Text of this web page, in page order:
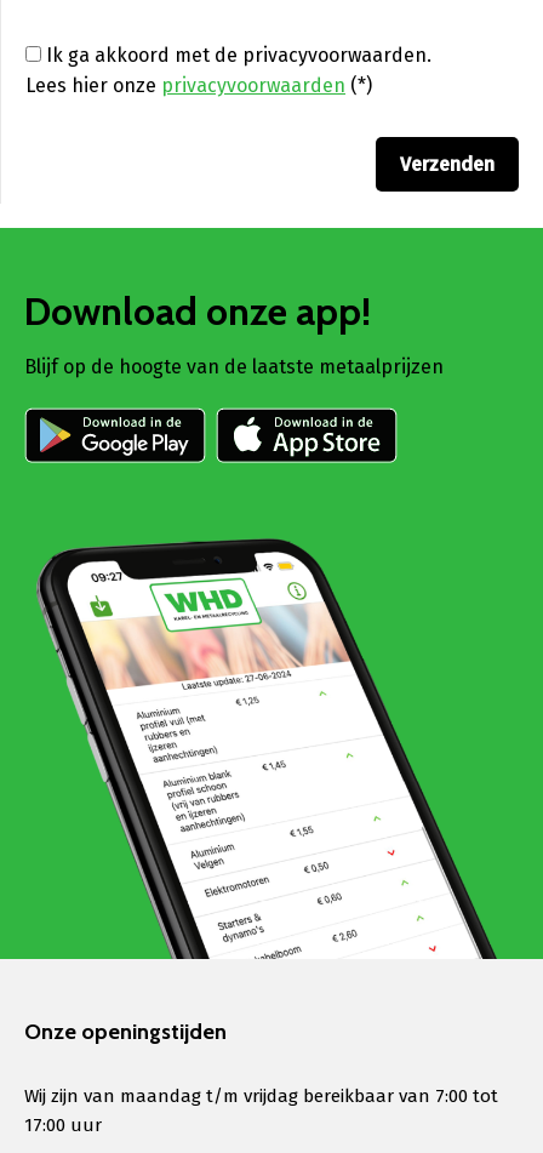
Ik ga akkoord met de privacyvoorwaarden.
Lees hier onze privacyvoorwaarden (*)
Download onze app!
Blijf op de hoogte van de laatste metaalprijzen
Onze openingstijden
Wij zijn van maandag t/m vrijdag bereikbaar van 7:00 tot
17:00 uur